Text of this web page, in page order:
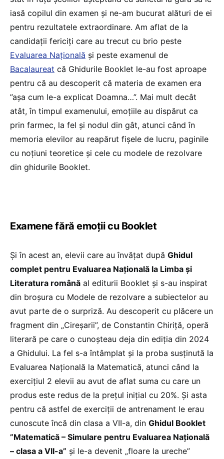
iasă copilul din examen și ne-am bucurat alături de ei
pentru rezultatele extraordinare. Am aflat de la
candidații fericiți care au trecut cu brio peste
Evaluarea Națională și peste examenul de
Bacalaureat că Ghidurile Booklet le-au fost aproape
pentru că au descoperit că materia de examen era
”așa cum le-a explicat Doamna…”. Mai mult decât
atât, în timpul examenului, emoțiile au dispărut ca
prin farmec, la fel și nodul din gât, atunci când în
memoria elevilor au reapărut fișele de lucru, paginile
cu noțiuni teoretice și cele cu modele de rezolvare
din ghidurile Booklet.
Examene fără emoții cu Booklet
Și în acest an, elevii care au învățat după Ghidul
complet pentru Evaluarea Națională la Limba și
Literatura română al editurii Booklet și s-au inspirat
din broșura cu Modele de rezolvare a subiectelor au
avut parte de o surpriză. Au descoperit cu plăcere un
fragment din „Cireșarii”, de Constantin Chiriță, operă
literară pe care o cunoșteau deja din ediția din 2024
a Ghidului. La fel s-a întâmplat și la proba susținută la
Evaluarea Națională la Matematică, atunci când la
exercițiul 2 elevii au avut de aflat suma cu care un
produs este redus de la prețul inițial cu 20%. Și asta
pentru că astfel de exerciții de antrenament le erau
cunoscute încă din clasa a VII-a, din Ghidul Booklet
”Matematică – Simulare pentru Evaluarea Națională
– clasa a VII-a” și le-a devenit „floare la ureche”